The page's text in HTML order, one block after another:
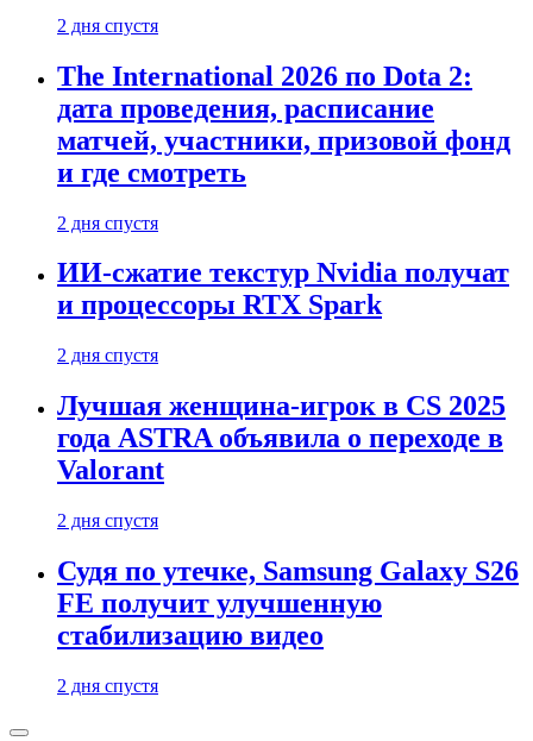
2 дня спустя
The International 2026 по Dota 2:
дата проведения, расписание
матчей, участники, призовой фонд
и где смотреть
2 дня спустя
ИИ-сжатие текстур Nvidia получат
и процессоры RTX Spark
2 дня спустя
Лучшая женщина-игрок в CS 2025
года ASTRA объявила о переходе в
Valorant
2 дня спустя
Судя по утечке, Samsung Galaxy S26
FE получит улучшенную
стабилизацию видео
2 дня спустя